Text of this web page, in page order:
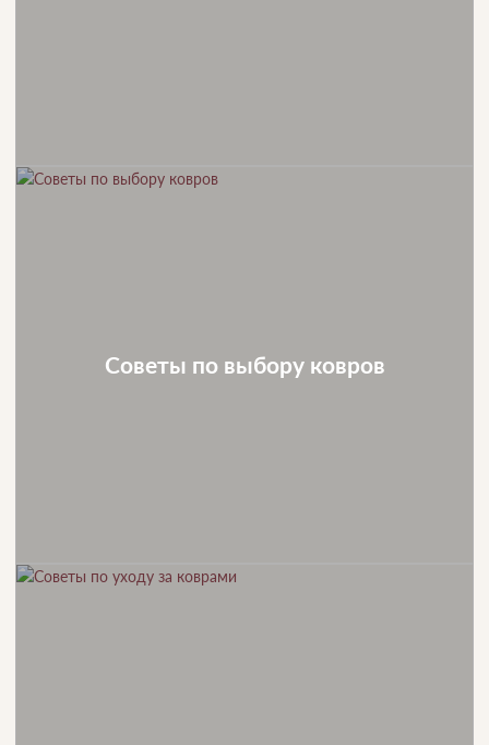
Советы по выбору ковров